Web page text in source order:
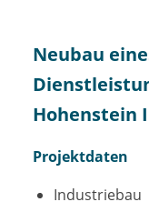
Neubau
Hohenstein
Projektdaten
Industriebau